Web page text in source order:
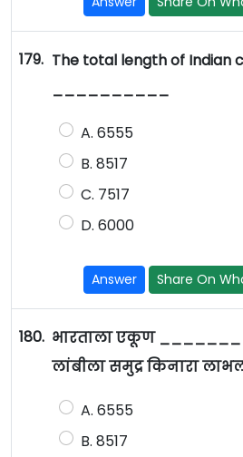
179. The total length of Indian
__________
A. 6555
B. 8517
C. 7517
D. 6000
Answer Share On
180. भारताला एकूण
लांबीला समुद्र किनारा
A. 6555
B. 8517